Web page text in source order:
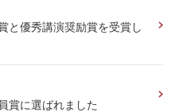
と優秀講演奨励賞を受賞し
賞に選ばれました